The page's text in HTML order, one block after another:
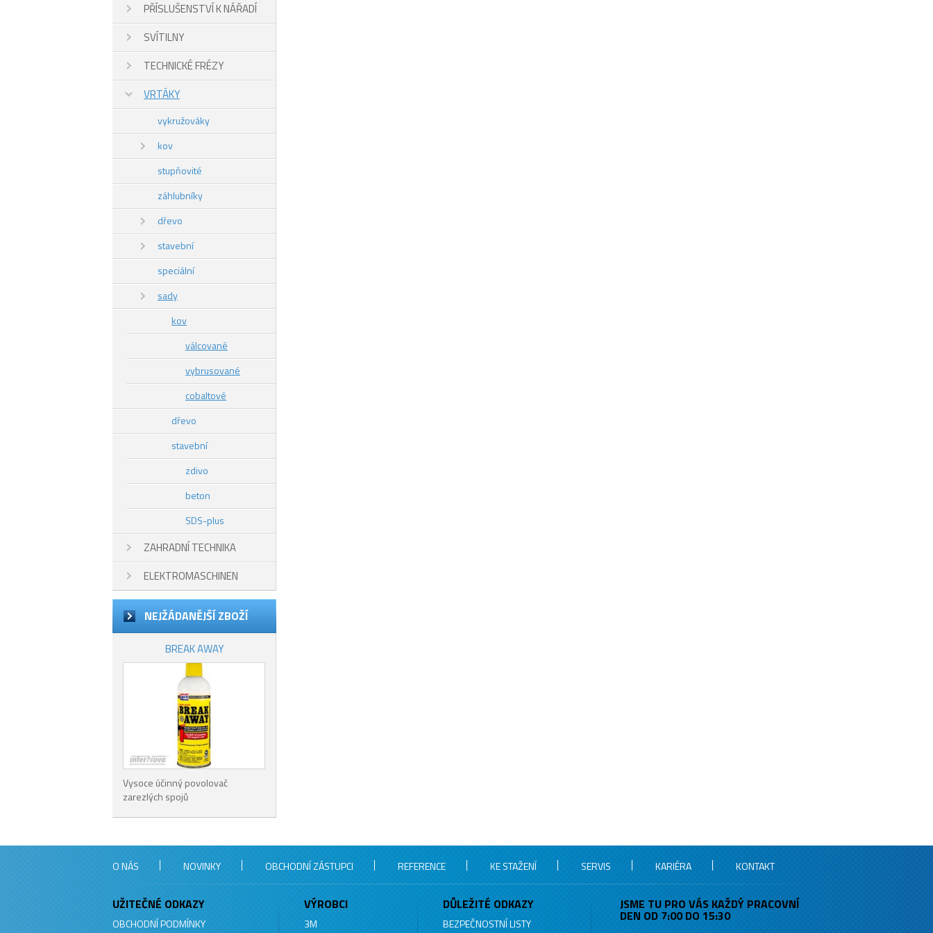
PŘÍSLUŠENSTVÍ K NÁŘADÍ
SVÍTILNY
TECHNICKÉ FRÉZY
VRTÁKY
vykružováky
kov
stupňovité
záhlubníky
dřevo
stavební
speciální
sady
kov
válcované
vybrusované
cobaltové
dřevo
stavební
zdivo
beton
SDS-plus
ZAHRADNÍ TECHNIKA
ELEKTROMASCHINEN
NEJŽÁDANĚJŠÍ ZBOŽÍ
BREAK AWAY
Vysoce účinný povolovač
zarezlých spojů
O NÁS NOVINKY OBCHODNÍ ZÁSTUPCI REFERENCE KE STAŽENÍ SERVIS KARIÉRA KONTAKT
UŽITEČNÉ ODKAZY
OBCHODNÍ PODMÍNKY
VÝROBCI
3M
DŮLEŽITÉ ODKAZY
BEZPEČNOSTNÍ LISTY
JSME TU PRO VÁS KAŽDÝ PRACOVNÍ
DEN OD 7:00 DO 15:30